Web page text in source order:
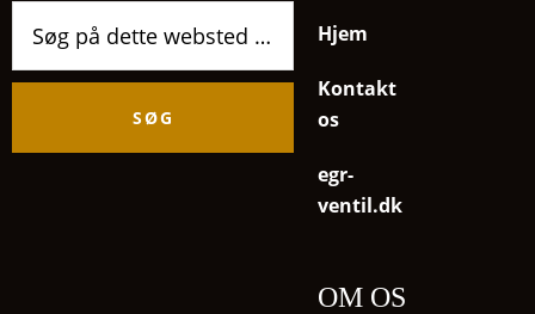
dette
Hjem
Kontakt
os
egr-
ventil.dk
OM OS